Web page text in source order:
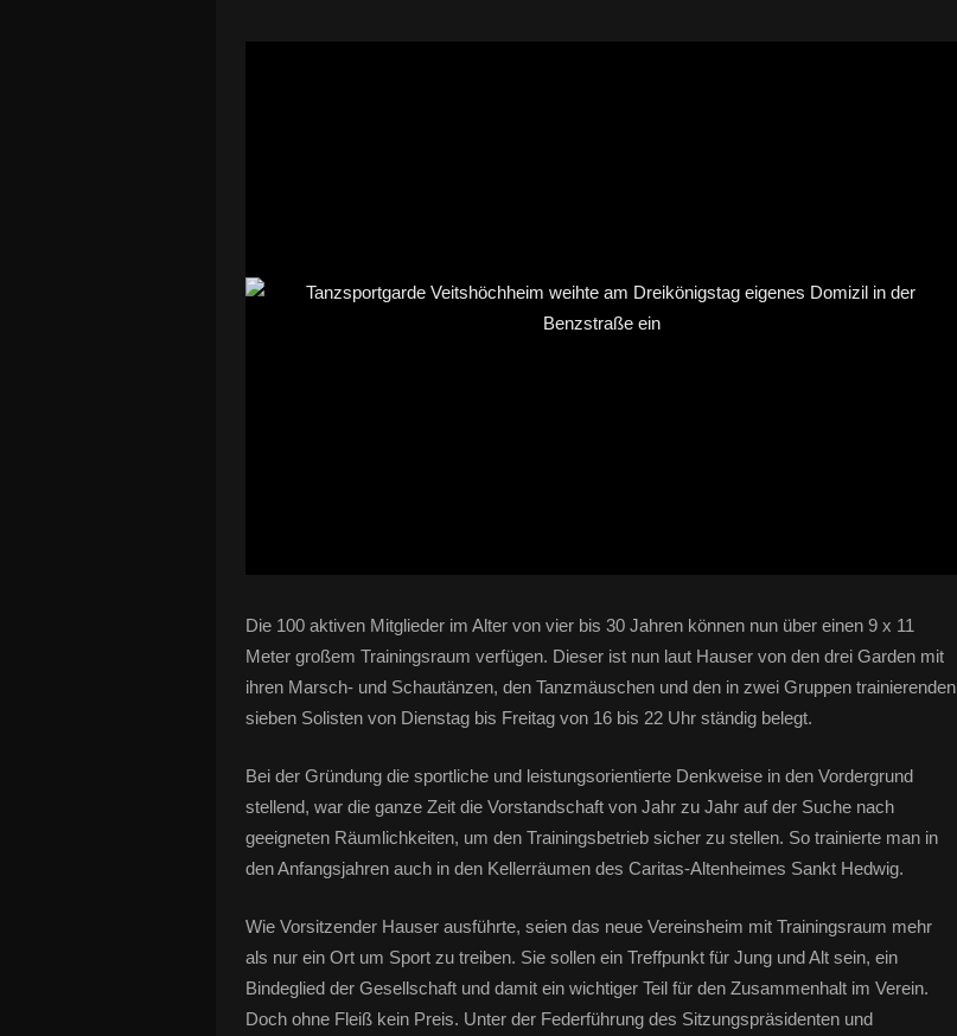
Die 100 aktiven Mitglieder im Alter von vier bis 30 Jahren können nun über einen 9 x 11
Meter großem Trainingsraum verfügen. Dieser ist nun laut Hauser von den drei Garden mit
ihren Marsch- und Schautänzen, den Tanzmäuschen und den in zwei Gruppen trainierenden
sieben Solisten von Dienstag bis Freitag von 16 bis 22 Uhr ständig belegt.
Bei der Gründung die sportliche und leistungsorientierte Denkweise in den Vordergrund
stellend, war die ganze Zeit die Vorstandschaft von Jahr zu Jahr auf der Suche nach
geeigneten Räumlichkeiten, um den Trainingsbetrieb sicher zu stellen. So trainierte man in
den Anfangsjahren auch in den Kellerräumen des Caritas-Altenheimes Sankt Hedwig.
Wie Vorsitzender Hauser ausführte, seien das neue Vereinsheim mit Trainingsraum mehr
als nur ein Ort um Sport zu treiben. Sie sollen ein Treffpunkt für Jung und Alt sein, ein
Bindeglied der Gesellschaft und damit ein wichtiger Teil für den Zusammenhalt im Verein.
Doch ohne Fleiß kein Preis. Unter der Federführung des Sitzungspräsidenten und